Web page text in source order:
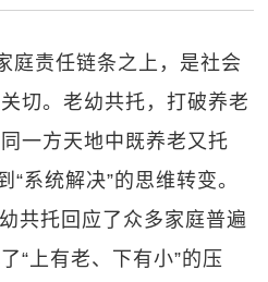
庭责任链条之上，是社会
切。老幼共托，打破养老
一方天地中既养老又托
“系统解决”的思维转变。
共托回应了众多家庭普遍
“上有老、下有小”的压